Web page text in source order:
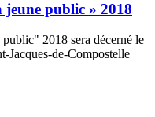
public » 2018
2018 sera décerné le
Jacques-de-Compostelle